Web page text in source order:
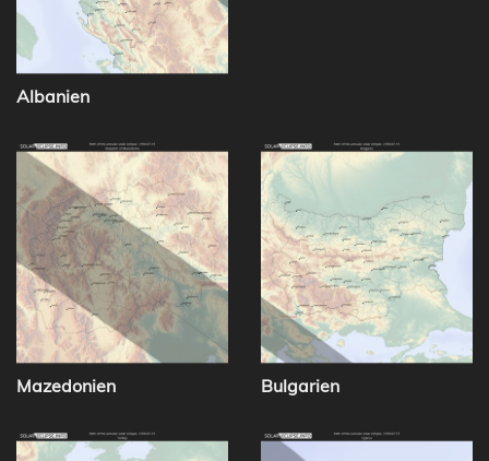
Albanien
Mazedonien Bulgarien